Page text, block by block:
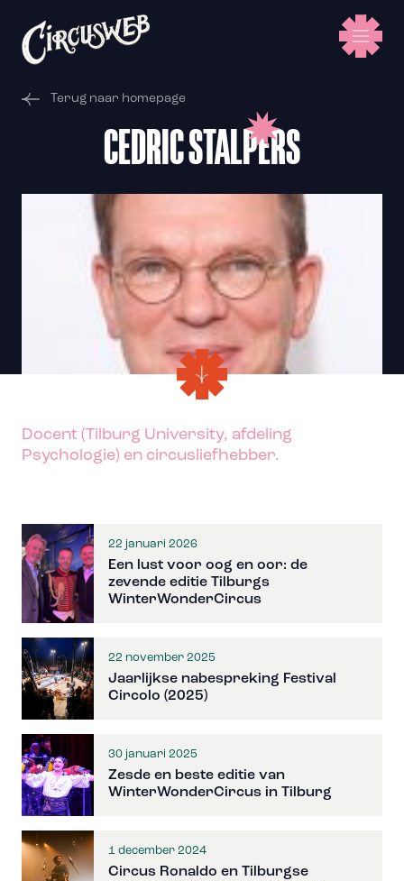
Terug naar homepage
CEDRIC STALPERS
Docent (Tilburg University, afdeling
Psychologie) en circusliefhebber.
22 januari 2026
Een lust voor oog en oor: de
zevende editie Tilburgs
WinterWonderCircus
22 november 2025
Jaarlijkse nabespreking Festival
Circolo (2025)
30 januari 2025
Zesde en beste editie van
WinterWonderCircus in Tilburg
1 december 2024
Circus Ronaldo en Tilburgse